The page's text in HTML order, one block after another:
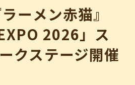
CAST
ーメン赤猫』
2026」ス
クステージ開催